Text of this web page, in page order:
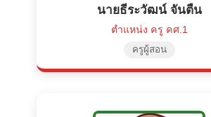
นายธีระวัฒน์ จันตืน
ตำแหน่ง ครู คศ.1
ครูผู้สอน